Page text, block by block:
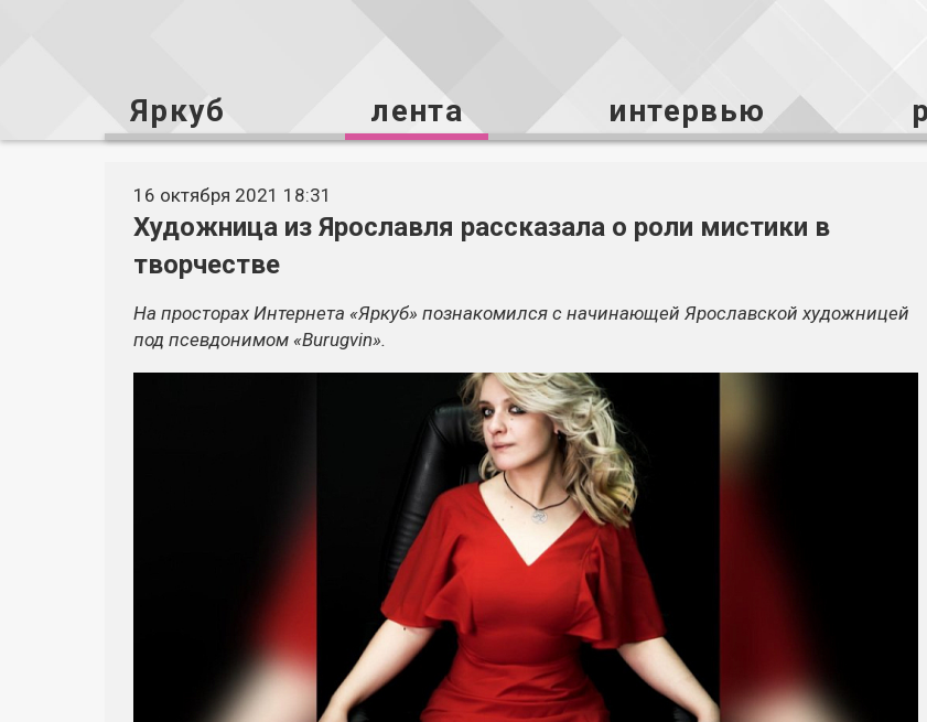
Яркуб лента интервью
16 октября 2021 18:31
Художница из Ярославля рассказала о роли мистики в
творчестве
На просторах Интернета «Яркуб» познакомился с начинающей Ярославской художницей
под псевдонимом «Burugvin».